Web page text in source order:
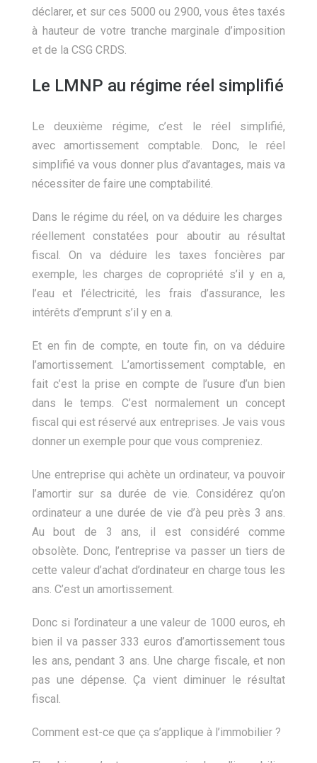
déclarer, et sur ces 5000 ou 2900, vous êtes taxés
à hauteur de votre tranche marginale d’imposition
et de la CSG CRDS.
Le LMNP au régime réel simplifié
Le deuxième régime, c’est le réel simplifié,
avec amortissement comptable. Donc, le réel
simplifié va vous donner plus d’avantages, mais va
nécessiter de faire une comptabilité.
Dans le régime du réel, on va déduire les charges
réellement constatées pour aboutir au résultat
fiscal. On va déduire les taxes foncières par
exemple, les charges de copropriété s’il y en a,
l’eau et l’électricité, les frais d’assurance, les
intérêts d’emprunt s’il y en a.
Et en fin de compte, en toute fin, on va déduire
l’amortissement. L’amortissement comptable, en
fait c’est la prise en compte de l’usure d’un bien
dans le temps. C’est normalement un concept
fiscal qui est réservé aux entreprises. Je vais vous
donner un exemple pour que vous compreniez.
Une entreprise qui achète un ordinateur, va pouvoir
l’amortir sur sa durée de vie. Considérez qu’on
ordinateur a une durée de vie d’à peu près 3 ans.
Au bout de 3 ans, il est considéré comme
obsolète. Donc, l’entreprise va passer un tiers de
cette valeur d’achat d’ordinateur en charge tous les
ans. C’est un amortissement.
Donc si l’ordinateur a une valeur de 1000 euros, eh
bien il va passer 333 euros d’amortissement tous
les ans, pendant 3 ans. Une charge fiscale, et non
pas une dépense. Ça vient diminuer le résultat
fiscal.
Comment est-ce que ça s’applique à l’immobilier ?